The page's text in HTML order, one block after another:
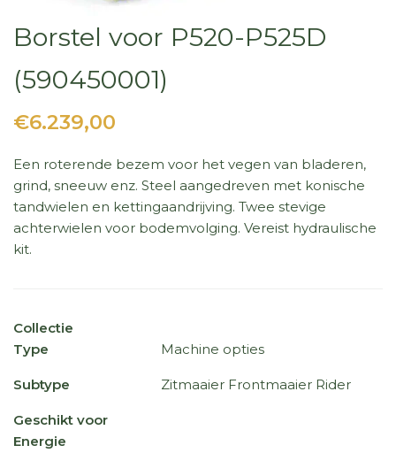
Borstel voor P520-P525D
(590450001)
€6.239,00
Een roterende bezem voor het vegen van bladeren,
grind, sneeuw enz. Steel aangedreven met konische
tandwielen en kettingaandrijving. Twee stevige
achterwielen voor bodemvolging. Vereist hydraulische
kit.
Collectie
Type
Machine opties
Subtype Zitmaaier Frontmaaier Rider
Geschikt voor
Energie